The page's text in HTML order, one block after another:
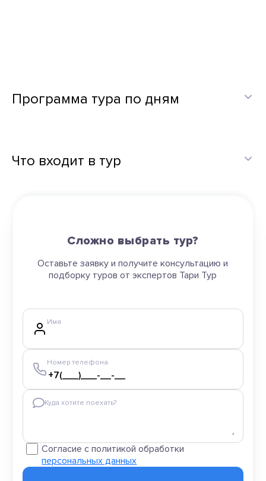
Программа тура по дням
Что входит в тур
Сложно выбрать тур?
Оставьте заявку и получите консультацию и
подборку туров от экспертов Тари Тур
Имя
Номер телефона
Куда хотите поехать?
Согласие с политикой обработки
персональных данных